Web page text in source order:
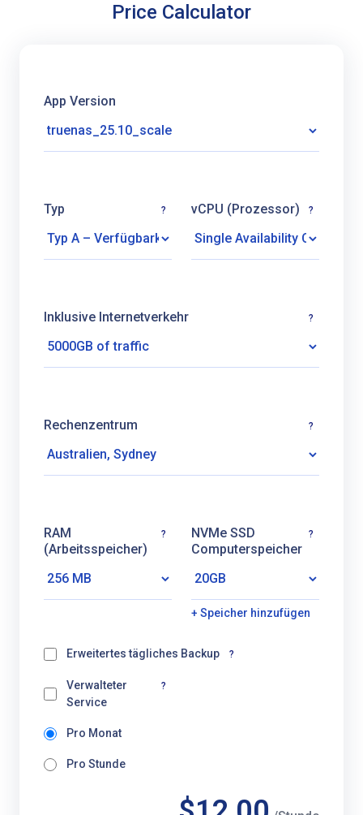
Price Calculator
App Version
Typ ? vCPU (Prozessor) ?
Inklusive Internetverkehr ?
Rechenzentrum ?
RAM
(Arbeitsspeicher)
?
NVMe SSD
Computerspeicher
?
+ Speicher hinzufügen
Erweitertes tägliches Backup ?
Verwalteter
Service
?
Pro Monat
Pro Stunde